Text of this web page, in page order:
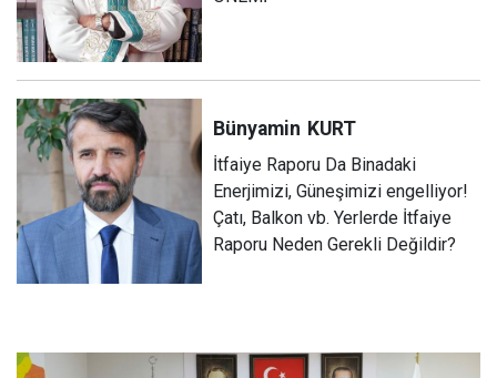
Bünyamin KURT
İtfaiye Raporu Da Binadaki
Enerjimizi, Güneşimizi engelliyor!
Çatı, Balkon vb. Yerlerde İtfaiye
Raporu Neden Gerekli Değildir?